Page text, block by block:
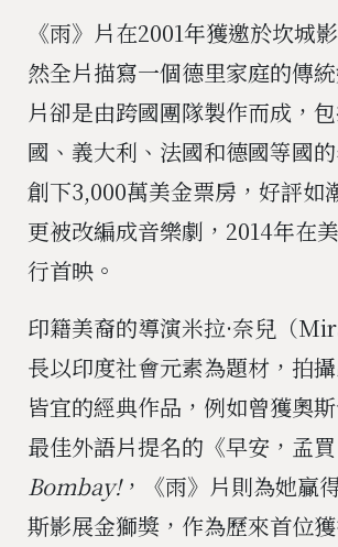
《雨》片在2001年獲邀於坎城
然全片描寫一個德里家庭的傳
片卻是由跨國團隊製作而成，
國、義大利、法國和德國等國
創下3,000萬美金票房，好評如
更被改編成音樂劇，2014年在
行首映。
印籍美裔的導演米拉·奈兒（
長以印度社會元素為題材，拍
皆宜的經典作品，例如曾獲奧
最佳外語片提名的《早安，孟買
Bombay!，《雨》片則為她贏
斯影展金獅獎，作為歷來首位